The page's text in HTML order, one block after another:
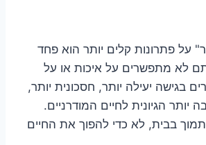
פתרונות קלים יותר הוא פחד
לא מתפשרים על איכות או על
בגישה יעילה יותר, חסכונית יותר,
יותר הגיונית לחיים המודרניים.
בבית, לא כדי להפוך את החיים